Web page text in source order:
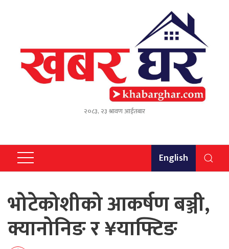
२०८३, २३ श्रावण आईतबार
English
भोटेकोशीको आकर्षण बञ्जी,
क्यानोनिङ र ¥याफ्टिङ